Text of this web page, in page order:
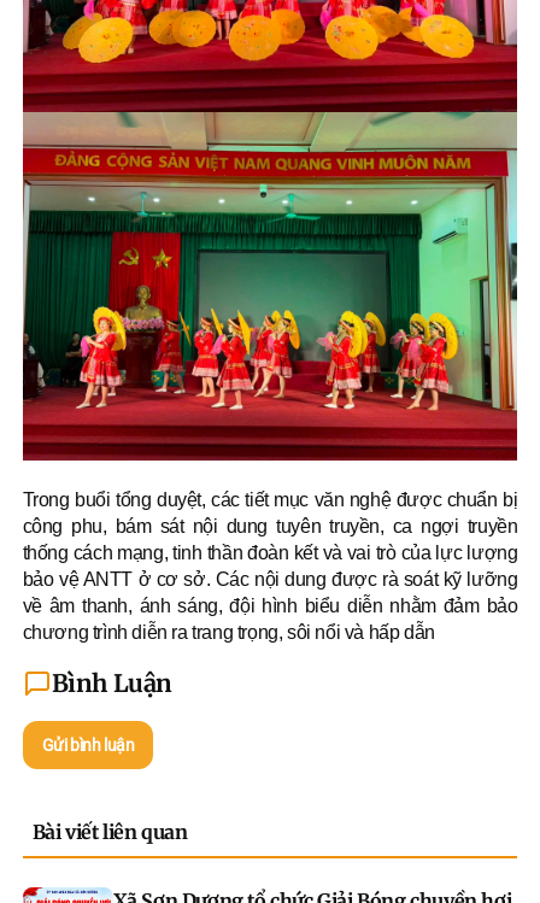
Trong buổi tổng duyệt, các tiết mục văn nghệ được chuẩn bị
công phu, bám sát nội dung tuyên truyền, ca ngợi truyền
thống cách mạng, tinh thần đoàn kết và vai trò của lực lượng
bảo vệ ANTT ở cơ sở. Các nội dung được rà soát kỹ lưỡng
về âm thanh, ánh sáng, đội hình biểu diễn nhằm đảm bảo
chương trình diễn ra trang trọng, sôi nổi và hấp dẫn
Bình Luận
Gửi bình luận
Bài viết liên quan